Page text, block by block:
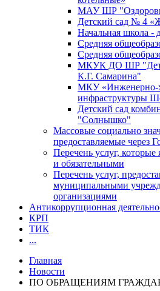
МАУ ШР
Детский сад № 4
Начальная школа -
Средняя
Средняя
МКУК ДО ШР
К.Г. Самарина"
МКУ «Инженерно-
инфраструктуры
Детский сад
"Солнышко"
Массовые социально
предоставляемые через
Перечень услуг,
и обязательными
Перечень услуг,
муниципальными
организациями
Антикоррупционная
КРП
ТИК
...
Главная
Новости
ПО ОБРАЩЕНИЯМ